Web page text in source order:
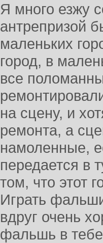
Я много езжу
антрепризой
маленьких
город, в
все
на сцену, и
ремонта, а
намоленные,
передается в
том, что этот
Играть
вдруг очень
фальшь в